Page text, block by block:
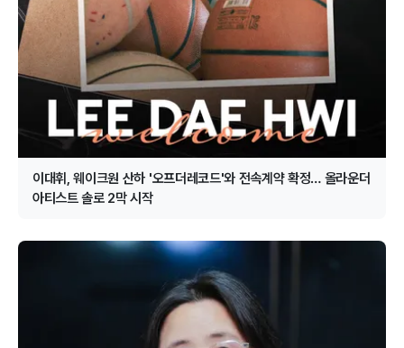
이대휘, 웨이크원 산하 '오프더레코드'와 전속계약 확정… 올라운더
아티스트 솔로 2막 시작